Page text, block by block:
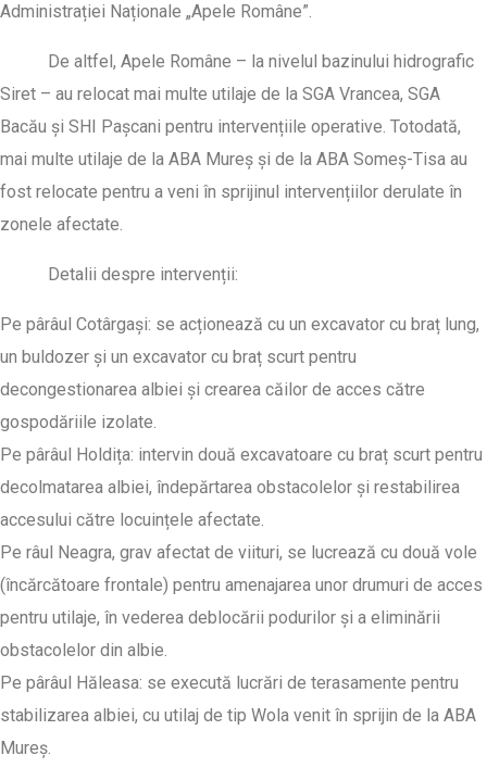
Administrației Naționale „Apele Române”.
De altfel, Apele Române – la nivelul bazinului hidrografic
Siret – au relocat mai multe utilaje de la SGA Vrancea, SGA
Bacău și SHI Pașcani pentru intervențiile operative. Totodată,
mai multe utilaje de la ABA Mureș și de la ABA Someș-Tisa au
fost relocate pentru a veni în sprijinul intervențiilor derulate în
zonele afectate.
Detalii despre intervenții:
Pe pârâul Cotârgași: se acționează cu un excavator cu braț lung,
un buldozer și un excavator cu braț scurt pentru
decongestionarea albiei și crearea căilor de acces către
gospodăriile izolate.
Pe pârâul Holdița: intervin două excavatoare cu braț scurt pentru
decolmatarea albiei, îndepărtarea obstacolelor și restabilirea
accesului către locuințele afectate.
Pe râul Neagra, grav afectat de viituri, se lucrează cu două vole
(încărcătoare frontale) pentru amenajarea unor drumuri de acces
pentru utilaje, în vederea deblocării podurilor și a eliminării
obstacolelor din albie.
Pe pârâul Hăleasa: se execută lucrări de terasamente pentru
stabilizarea albiei, cu utilaj de tip Wola venit în sprijin de la ABA
Mureș.